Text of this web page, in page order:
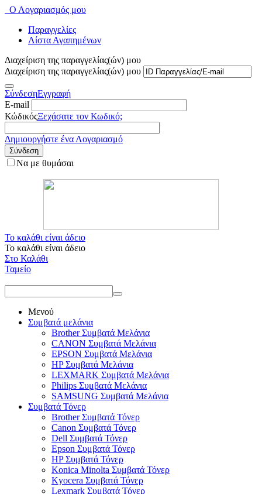
Ο Λογαριασμός μου
Παραγγελίες
Λίστα Αγαπημένων
Διαχείριση της παραγγελίας(ών) μου
Διαχείριση της παραγγελίας(ών) μου
ΣύνδεσηΕγγραφή
E-mail
ΚώδικόςΞεχάσατε τον Κωδικό;
Δημιουργήστε ένα Λογαριασμό
Σύνδεση
Να με θυμάσαι
Το καλάθι είναι άδειο
Το καλάθι είναι άδειο
Στο Καλάθι
Ταμείο
Μενού
Συμβατά μελάνια
Brother Συμβατά Μελάνια
CANON Συμβατά Μελάνια
EPSON Συμβατά Μελάνια
HP Συμβατά Μελάνια
LEXMARK Συμβατά Μελάνια
Philips Συμβατά Μελάνια
SAMSUNG Συμβατά Μελάνια
Συμβατά Τόνερ
Brother Συμβατά Τόνερ
Canon Συμβατά Τόνερ
Dell Συμβατά Τόνερ
Epson Συμβατά Τόνερ
HP Συμβατά Τόνερ
Konica Minolta Συμβατά Τόνερ
Kyocera Συμβατά Τόνερ
Lexmark Συμβατά Τόνερ